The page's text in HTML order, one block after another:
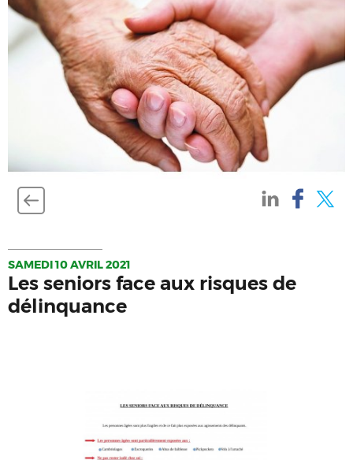
SAMEDI 10 AVRIL 2021
Les seniors face aux risques de
délinquance